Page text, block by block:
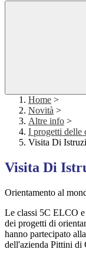
Home >
Novità >
Altre info >
I progetti delle
Visita Di
Visita Di
Orientamento al
Le classi 5C ELCO
dei progetti di
hanno partecipato
dell'azienda Pittini di